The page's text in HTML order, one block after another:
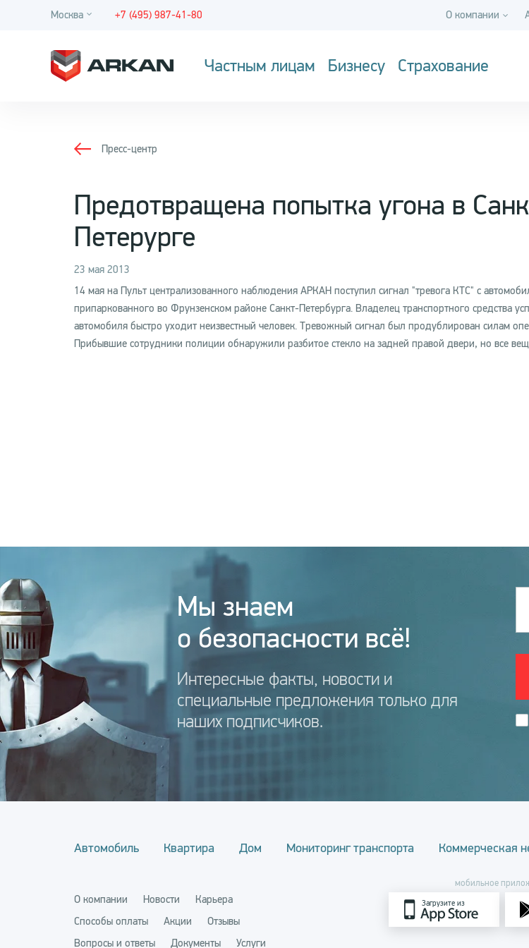
Москва +7 (495) 987-41-80 О компании
Частным лицам Бизнесу Страхование
Пресс-центр
Предотвращена попытка угона в
Петерурге
23 мая 2013
14 мая на Пульт централизованного наблюдения АРКАН поступил сигнал "тревога КТС" с
припаркованного во Фрунзенском районе Санкт-Петербурга. Владелец транспортного средства
автомобиля быстро уходит неизвестный человек. Тревожный сигнал был продублирован силам
Прибывшие сотрудники полиции обнаружили разбитое стекло на задней правой двери, но все
Мы знаем
о безопасности всё!
Интересные факты, новости и
специальные предложения только для
наших подписчиков.
Автомобиль Квартира Дом Мониторинг транспорта Коммерческая
О компании Новости
Карьера
Способы оплаты
Акции
Отзывы
Вопросы и ответы
Документы Услуги
мобильное
Загрузите из